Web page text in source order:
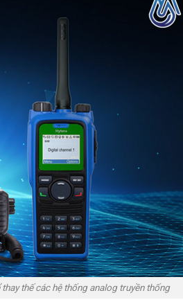
thế các hệ thống analog truyền thống